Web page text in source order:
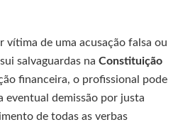
vítima de uma acusação falsa ou
salvaguardas na Constituição
financeira, o profissional pode
eventual demissão por justa
de todas as verbas